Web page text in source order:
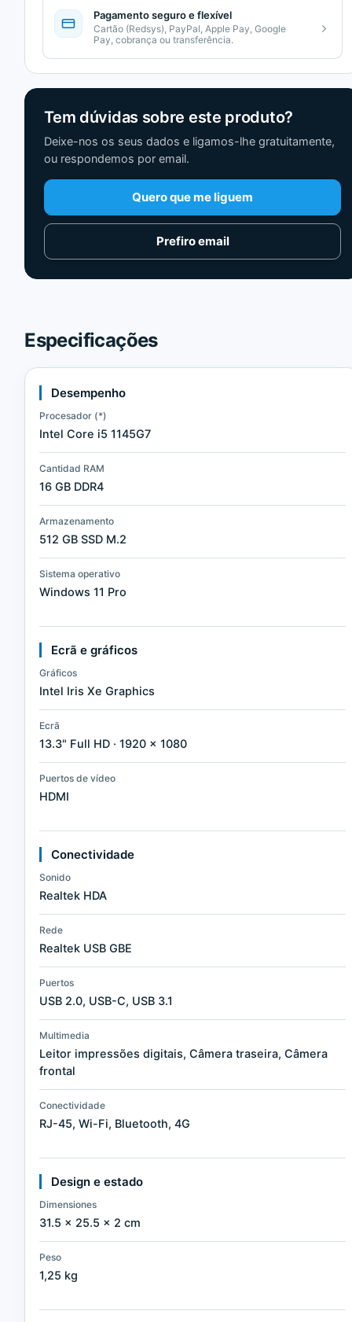
Pagamento seguro e flexível
Cartão (Redsys), PayPal, Apple Pay, Google
Pay, cobrança ou transferência.
Tem dúvidas sobre este produto?
Deixe-nos os seus dados e ligamos-lhe gratuitamente,
ou respondemos por email.
Quero que me liguem
Prefiro email
Especificações
Desempenho
Procesador (*)
Intel Core i5 1145G7
Cantidad RAM
16 GB DDR4
Armazenamento
512 GB SSD M.2
Sistema operativo
Windows 11 Pro
Ecrã e gráficos
Gráficos
Intel Iris Xe Graphics
Ecrã
13.3" Full HD · 1920 × 1080
Puertos de vídeo
HDMI
Conectividade
Sonido
Realtek HDA
Rede
Realtek USB GBE
Puertos
USB 2.0, USB-C, USB 3.1
Multimedia
Leitor impressões digitais, Câmera traseira, Câmera
frontal
Conectividade
RJ-45, Wi-Fi, Bluetooth, 4G
Design e estado
Dimensiones
31.5 × 25.5 × 2 cm
Peso
1,25 kg